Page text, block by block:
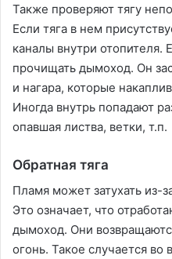
Также проверяют тягу
Если тяга в нем
каналы внутри отопителя.
прочищать дымоход. Он
и нагара, которые
Иногда внутрь попадают
опавшая листва, ветки, т.п.
Обратная тяга
Пламя может затухать из-
Это означает, что
дымоход. Они
огонь. Такое случается во